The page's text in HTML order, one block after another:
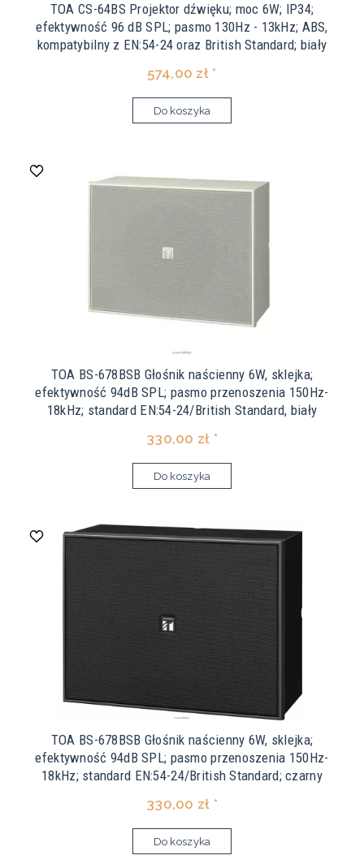
TOA CS-64BS Projektor dźwięku; moc 6W; IP34;
efektywność 96 dB SPL; pasmo 130Hz - 13kHz; ABS,
kompatybilny z EN:54-24 oraz British Standard; biały
574,00 zł *
Do koszyka
TOA BS-678BSB Głośnik naścienny 6W, sklejka;
efektywność 94dB SPL; pasmo przenoszenia 150Hz-
18kHz; standard EN:54-24/British Standard, biały
330,00 zł *
Do koszyka
TOA BS-678BSB Głośnik naścienny 6W, sklejka;
efektywność 94dB SPL; pasmo przenoszenia 150Hz-
18kHz; standard EN:54-24/British Standard; czarny
330,00 zł *
Do koszyka